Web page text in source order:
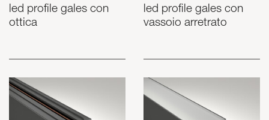
led profile gales con
ottica
led profile gales con
vassoio arretrato